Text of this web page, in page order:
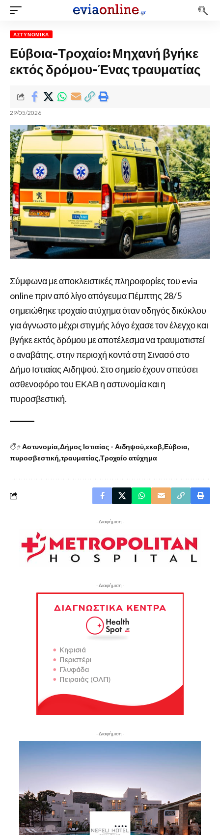
ΑΣΤΥΝΟΜΙΚΆ
Εύβοια-Τροχαίο: Μηχανή βγήκε
εκτός δρόμου-Ένας τραυματίας
29/05/2026
Σύμφωνα με αποκλειστικές πληροφορίες του evia
online πριν από λίγο απόγευμα Πέμπτης 28/5
σημειώθηκε τροχαίο ατύχημα όταν οδηγός δικύκλου
για άγνωστο μέχρι στιγμής λόγο έχασε τον έλεγχο και
βγήκε εκτός δρόμου με αποτέλεσμα να τραυματιστεί
ο αναβάτης. στην περιοχή κοντά στη Σινασό στο
Δήμο Ιστιαίας Αιδηψού. Στο σημείο έχουν σπεύσει
ασθενοφόρο του ΕΚΑΒ η αστυνομία και η
πυροσβεστική.
#Αστυνομία Δήμος Ιστιαίας - Αιδηψού εκαβ Εύβοια
πυροσβεστική τραυματίας Τροχαίο ατύχημα
- Διαφήμιση -
- Διαφήμιση -
- Διαφήμιση -